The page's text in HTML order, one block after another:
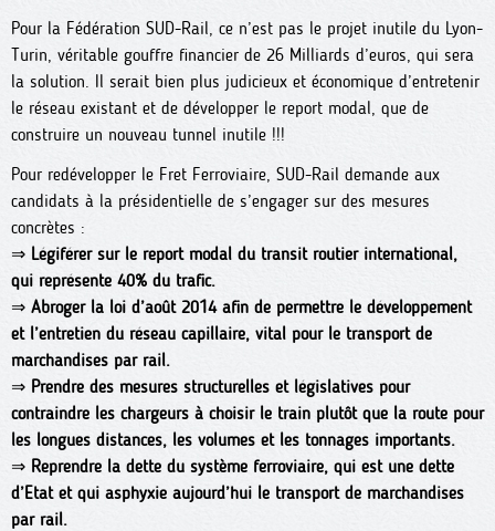
Pour la Fédération SUD-Rail, ce n’est pas le projet inutile du Lyon-
Turin, véritable gouffre financier de 26 Milliards d’euros, qui sera
la solution. Il serait bien plus judicieux et économique d’entretenir
le réseau existant et de développer le report modal, que de
construire un nouveau tunnel inutile !!!
Pour redévelopper le Fret Ferroviaire, SUD-Rail demande aux
candidats à la présidentielle de s’engager sur des mesures
concrètes :
⇒ Légiférer sur le report modal du transit routier international,
qui représente 40% du trafic.
⇒ Abroger la loi d’août 2014 afin de permettre le développement
et l’entretien du réseau capillaire, vital pour le transport de
marchandises par rail.
⇒ Prendre des mesures structurelles et législatives pour
contraindre les chargeurs à choisir le train plutôt que la route pour
les longues distances, les volumes et les tonnages importants.
⇒ Reprendre la dette du système ferroviaire, qui est une dette
d’Etat et qui asphyxie aujourd’hui le transport de marchandises
par rail.